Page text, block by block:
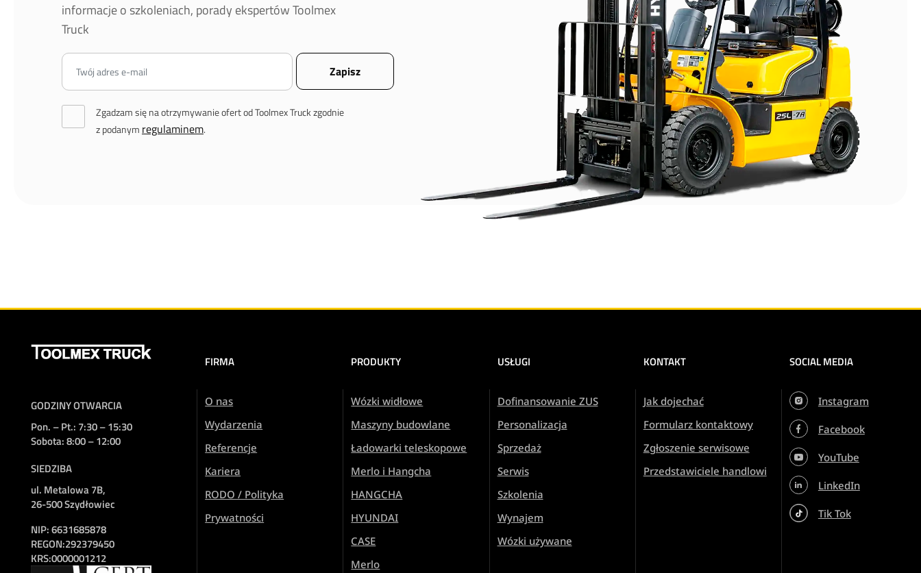
informacje o szkoleniach, porady ekspertów Toolmex
Truck
Zgadzam się na otrzymywanie ofert od Toolmex Truck zgodnie
z podanym regulaminem.
GODZINY OTWARCIA
Pon. – Pt.: 7:30 – 15:30
Sobota: 8:00 – 12:00
SIEDZIBA
ul. Metalowa 7B,
26-500 Szydłowiec
NIP:6631685878
REGON:292379450
KRS:0000001212
FIRMA
O nas
Wydarzenia
Referencje
Kariera
RODO / Polityka
Prywatności
PRODUKTY
Wózki widłowe
Maszyny budowlane
Ładowarki teleskopowe
Merlo i Hangcha
HANGCHA
HYUNDAI
CASE
Merlo
USŁUGI
Dofinansowanie ZUS
Personalizacja
Sprzedaż
Serwis
Szkolenia
Wynajem
Wózki używane
KONTAKT
Jak dojechać
Formularz kontaktowy
Zgłoszenie serwisowe
Przedstawiciele handlowi
SOCIAL MEDIA
Instagram
Facebook
YouTube
LinkedIn
Tik Tok